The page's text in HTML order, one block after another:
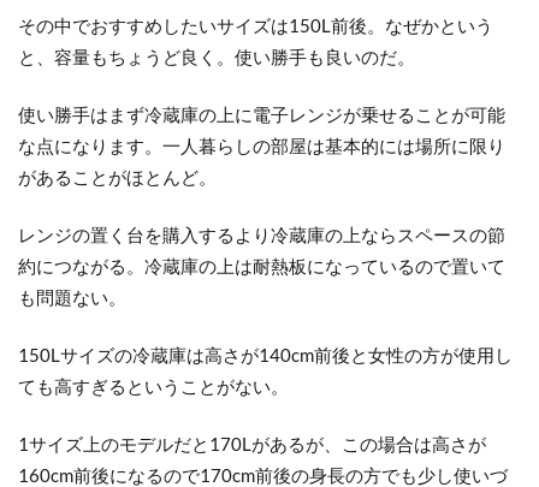
その中でおすすめしたいサイズは150L前後。なぜかという
と、容量もちょうど良く。使い勝手も良いのだ。
使い勝手はまず冷蔵庫の上に電子レンジが乗せることが可能
な点になります。一人暮らしの部屋は基本的には場所に限り
があることがほとんど。
レンジの置く台を購入するより冷蔵庫の上ならスペースの節
約につながる。冷蔵庫の上は耐熱板になっているので置いて
も問題ない。
150Lサイズの冷蔵庫は高さが140cm前後と女性の方が使用し
ても高すぎるということがない。
1サイズ上のモデルだと170Lがあるが、この場合は高さが
160cm前後になるので170cm前後の身長の方でも少し使いづ